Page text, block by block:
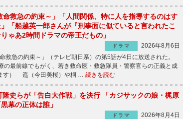
命救急の約束～」「人間関係、特に人を指導するのはす
「船越英一郎さんが『刑事面に似ていると言われたこ
ゃあ2時間ドラマの帝王だもの」
ドラマ
2026年8月6日
救急の約束～」（テレビ朝日系）の第5話が4日に放送された。
最前線でもがく、若き救命医・救急隊員・警察官らの正義と成
す） 遥（今田美桜）や桐 … 続きを読む
隆史らが「告白大作戦」を決行 「カジサックの娘・梶原
幕の正体は誰」
ドラマ
2026年8月4日